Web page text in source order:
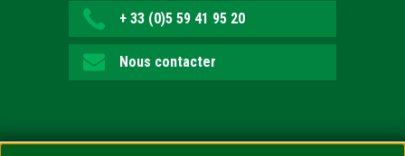
+ 33 (0)5 59 41 95 20
Nous contacter